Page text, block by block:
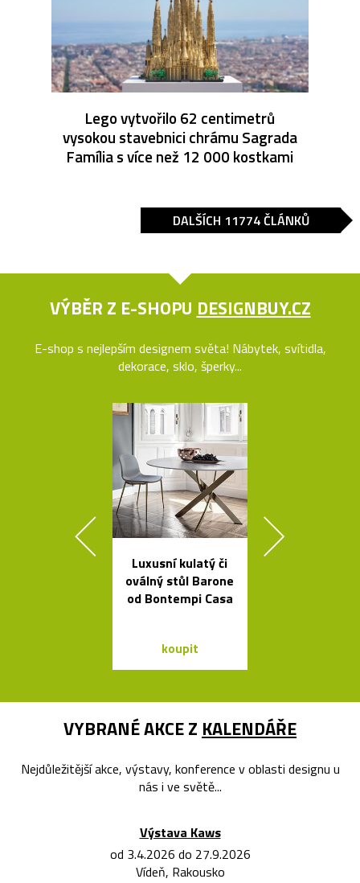
Lego vytvořilo 62 centimetrů
vysokou stavebnici chrámu Sagrada
Família s více než 12 000 kostkami
DALŠÍCH 11774 ČLÁNKŮ
VÝBĚR Z E-SHOPU DESIGNBUY.CZ
E-shop s nejlepším designem světa! Nábytek, svítidla,
dekorace, sklo, šperky...
Luxusní kulatý či
oválný stůl Barone
od Bontempi Casa
koupit
VYBRANÉ AKCE Z KALENDÁŘE
Nejdůležitější akce, výstavy, konference v oblasti designu u
nás i ve světě...
Výstava Kaws
od 3.4.2026 do 27.9.2026
Vídeň, Rakousko